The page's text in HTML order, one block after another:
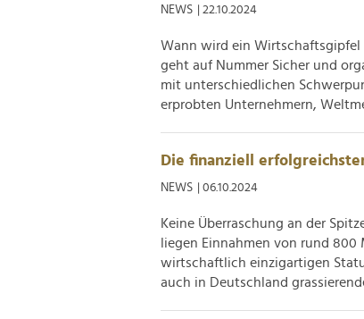
NEWS | 22.10.2024
Wann wird ein Wirtschaftsgipfel
geht auf Nummer Sicher und
mit unterschiedlichen
erprobten Unternehmern,
Die finanziell
NEWS | 06.10.2024
Keine Überraschung an der
liegen Einnahmen von rund
wirtschaftlich einzigartigen
auch in Deutschland